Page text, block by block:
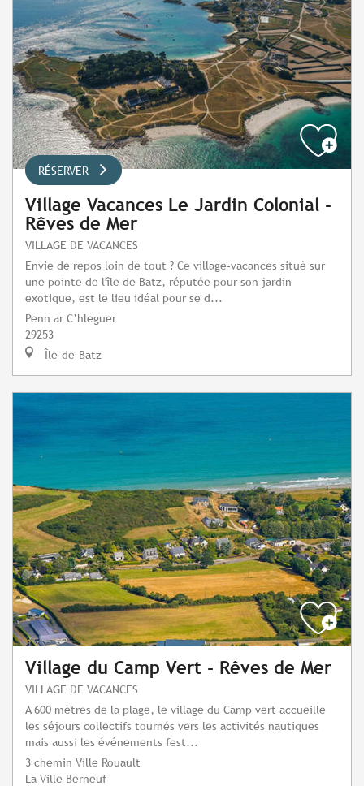
RÉSERVER
Village Vacances Le Jardin Colonial -
Rêves de Mer
VILLAGE DE VACANCES
Envie de repos loin de tout ? Ce village-vacances situé sur
une pointe de l'île de Batz, réputée pour son jardin
exotique, est le lieu idéal pour se d...
Penn ar C’hleguer
29253
Île-de-Batz
Village du Camp Vert - Rêves de Mer
VILLAGE DE VACANCES
A 600 mètres de la plage, le village du Camp vert accueille
les séjours collectifs tournés vers les activités nautiques
mais aussi les événements fest...
3 chemin Ville Rouault
La Ville Berneuf